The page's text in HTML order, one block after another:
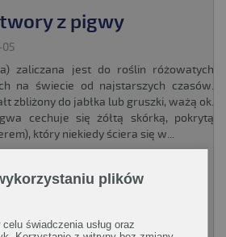
z pigwy
zaliczana jest do roślin różowatych
na świecie od najstarszych czasów.
zbliżony do jabłka lub gruszki, ważą ok.
cechuje się żółtą skórką, pokrytą
który niekiedy ściera się w...
plików
świadczenia usług oraz